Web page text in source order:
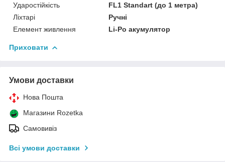
Ударостійкість
FL1 Standart (до 1 метра)
Ліхтарі
Ручні
Елемент живлення
Li-Po акумулятор
Приховати
Умови доставки
Нова Пошта
Магазини Rozetka
Самовивіз
Всі умови доставки